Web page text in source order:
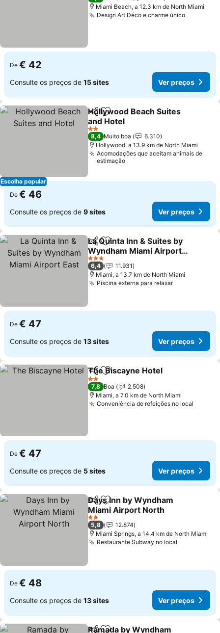
Miami Beach, a 12.3 km de North Miami
Design Art Déco e charme únicoVer
De € 42
Consulte os preços de 15 sites Ver preços
Escolha popular
PartilharAdicionar aos favoritos
Hollywood Beach Suites
and Hotel
Ver preços
2 Estrelas
8,4 Muito boa
6.310
Hollywood, a 13.9 km de North Miami
Acomodações que aceitam animais de
estimação
De € 46
Consulte os preços de 9 sites Ver preços
PartilharAdicionar aos favoritos
La Quinta Inn & Suites by
Wyndham Miami Airport
East
Ver preços
3 Estrelas
6,4
11.931
Miami, a 13.7 km de North Miami
Piscina externa para relaxarVer preços
De € 47
Consulte os preços de 13 sites Ver preços
PartilharAdicionar aos favoritos
The Biscayne Hotel
2 Estrelas
7,8 Boa
2.508
Miami, a 7.0 km de North Miami
Conveniência de refeições no local
De € 47
Consulte os preços de 5 sites Ver preços
PartilharAdicionar aos favoritos
Days Inn by Wyndham
Miami Airport North
Ver preços
2 Estrelas
5,8
12.874
Miami Springs, a 14.4 km de North Miami
Restaurante Subway no local
De € 48
Consulte os preços de 13 sites Ver preços
Ramada by Wyndham